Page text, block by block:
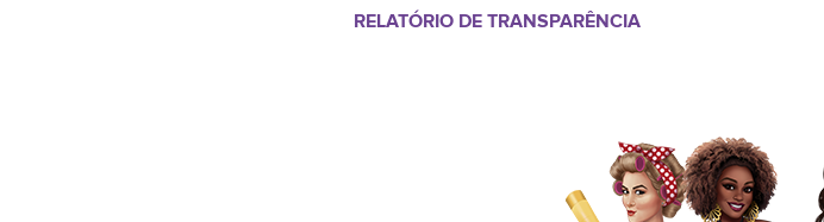
RELATÓRIO DE TRANSPARÊNCIA